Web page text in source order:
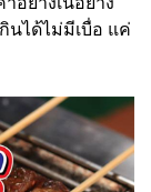
นได้ไม่มีเบื่อ แค่